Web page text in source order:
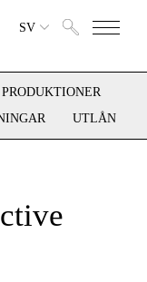
SV
PRODUKTIONER
UTLÅN